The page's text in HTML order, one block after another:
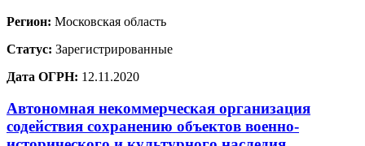
Регион: Московская область
Статус: Зарегистрированные
Дата ОГРН: 12.11.2020
Автономная некоммерческая организация
содействия сохранению объектов военно-